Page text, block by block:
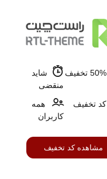
شاید
منقضی
کد تخفیف
همه
کاربران
مشاهده کد تخفیف